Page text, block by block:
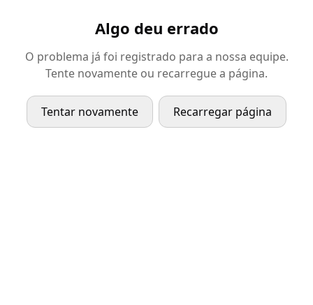
Algo deu errado
O problema já foi registrado para a nossa equipe.
Tente novamente ou recarregue a página.
Tentar novamente Recarregar página